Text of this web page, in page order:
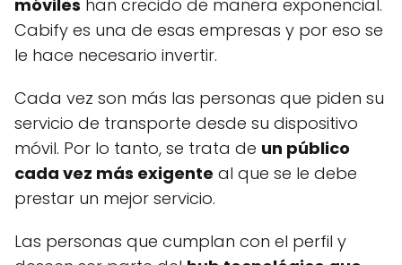
móviles han crecido de manera exponencial.
Cabify es una de esas empresas y por eso se
le hace necesario invertir.
Cada vez son más las personas que piden su
servicio de transporte desde su dispositivo
móvil. Por lo tanto, se trata de un público
cada vez más exigente al que se le debe
prestar un mejor servicio.
Las personas que cumplan con el perfil y